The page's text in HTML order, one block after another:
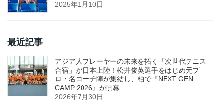
2025年1月10日
最近記事
アジア人プレーヤーの未来を拓く「次世代テニス
合宿」が日本上陸！松井俊英選手をはじめ元プ
ロ・名コーチ陣が集結し、柏で『NEXT GEN
CAMP 2026』が開幕
2026年7月30日